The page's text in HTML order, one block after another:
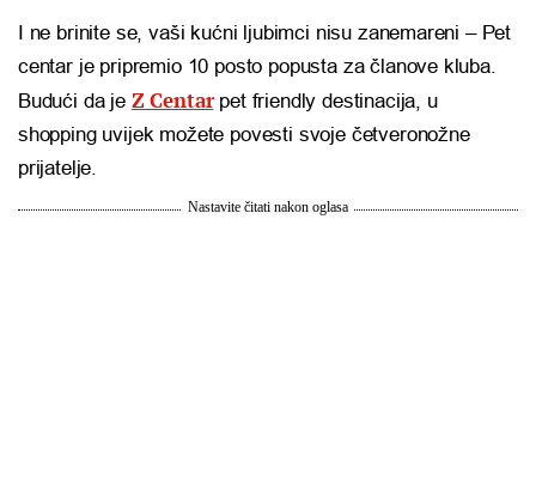
I ne brinite se, vaši kućni ljubimci nisu zanemareni – Pet
centar je pripremio 10 posto popusta za članove kluba.
Budući da je Z Centarpet friendly destinacija, u
shopping uvijek možete povesti svoje četveronožne
prijatelje.
Nastavite čitati nakon oglasa